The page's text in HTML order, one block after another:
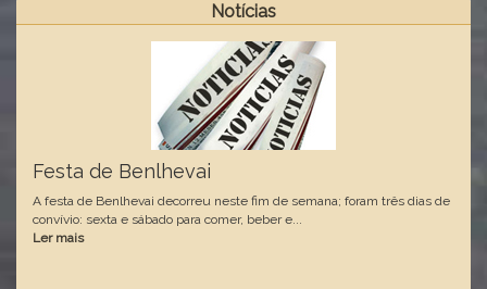
Notícias
Festa de Benlhevai
A festa de Benlhevai decorreu neste fim de semana; foram três dias de
convívio: sexta e sábado para comer, beber e...
Ler mais